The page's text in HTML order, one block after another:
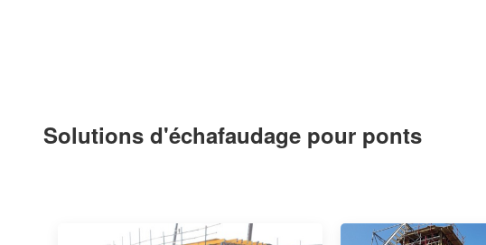
Solutions d'échafaudage pour ponts